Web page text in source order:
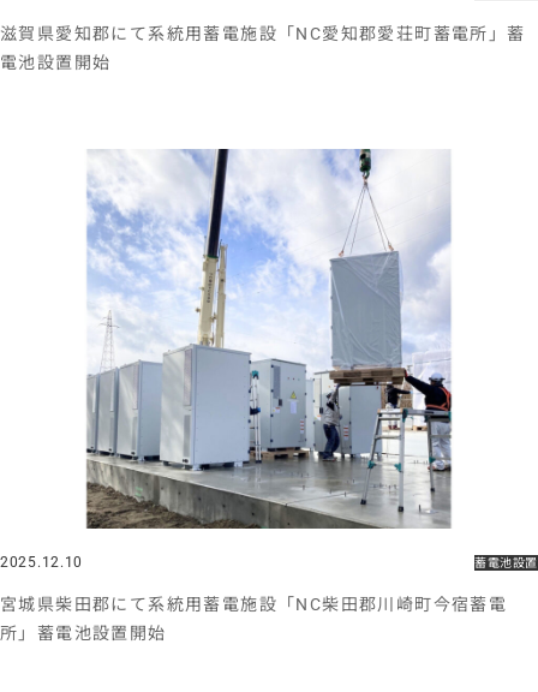
滋賀県愛知郡にて系統用蓄電施設「NC愛知郡愛荘町蓄電所」蓄
電池設置開始
2025.12.10 蓄電池設置
宮城県柴田郡にて系統用蓄電施設「NC柴田郡川崎町今宿蓄電
所」蓄電池設置開始